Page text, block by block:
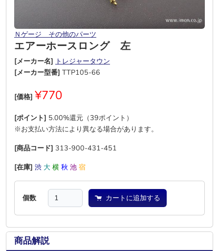
Ｎゲージ その他のパーツ
エアーホースロング 左
[メーカー名] トレジャータウン
[メーカー型番] TTP105-66
[価格] ¥770
[ポイント] 5.00%還元（39ポイント）
※お支払い方法により異なる場合があります。
[商品コード] 313-900-431-451
[在庫] 渋 大 横 秋 池 宿
個数 カートに追加する
商品解説